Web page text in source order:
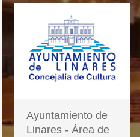
Ayuntamiento de
Linares - Área de